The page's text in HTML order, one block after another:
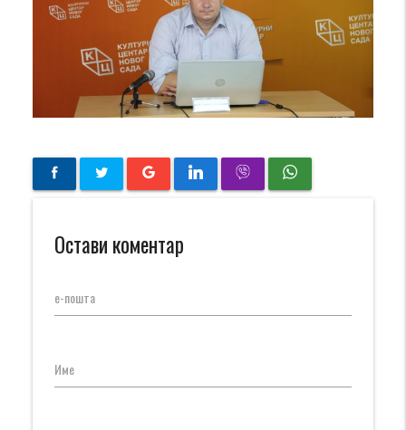
Остави коментар
е-пошта
Име